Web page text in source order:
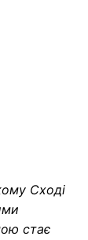
Сході
стає